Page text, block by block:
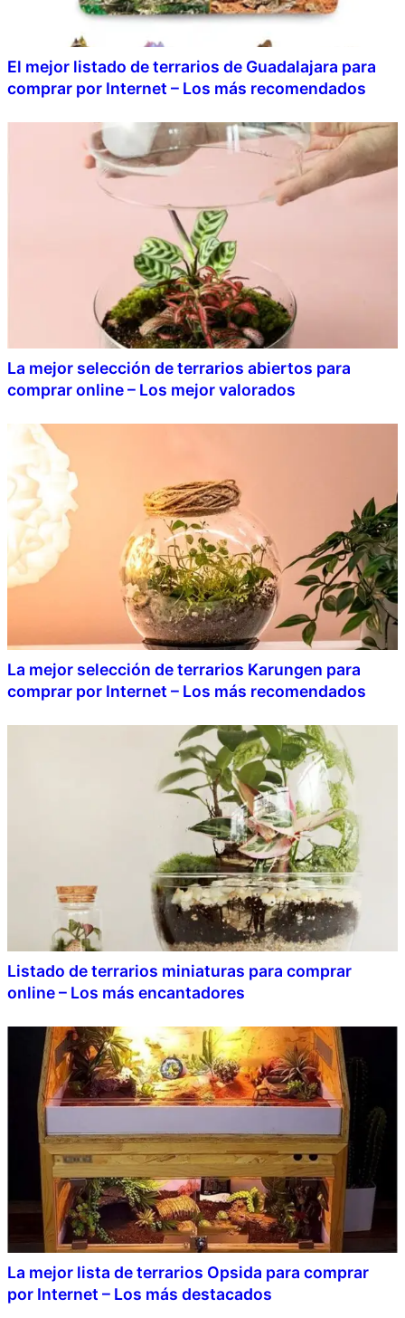
El mejor listado de terrarios de Guadalajara para
comprar por Internet – Los más recomendados
La mejor selección de terrarios abiertos para
comprar online – Los mejor valorados
La mejor selección de terrarios Karungen para
comprar por Internet – Los más recomendados
Listado de terrarios miniaturas para comprar
online – Los más encantadores
La mejor lista de terrarios Opsida para comprar
por Internet – Los más destacados